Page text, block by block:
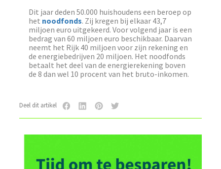
Dit jaar deden 50.000 huishoudens een beroep op
het noodfonds. Zij kregen bij elkaar 43,7
miljoen euro uitgekeerd. Voor volgend jaar is een
bedrag van 60 miljoen euro beschikbaar. Daarvan
neemt het Rijk 40 miljoen voor zijn rekening en
de energiebedrijven 20 miljoen. Het noodfonds
betaalt het deel van de energierekening boven
de 8 dan wel 10 procent van het bruto-inkomen.
Deel dit artikel